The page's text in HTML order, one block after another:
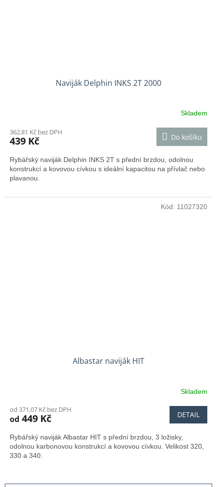
Naviják Delphin INKS 2T 2000
Skladem
362,81 Kč bez DPH
439 Kč Do košíku
Rybářský naviják Delphin INKS 2T s přední brzdou, odolnou
konstrukcí a kovovou cívkou s ideální kapacitou na přívlač nebo
plavanou.
Albastar naviják HIT
Skladem
od 371,07 Kč bez DPH
od 449 Kč DETAIL
Rybářský naviják Albastar HIT s přední brzdou, 3 ložisky,
odolnou karbonovou konstrukcí a kovovou cívkou. Velikost 320,
330 a 340.
Kód: 11027320